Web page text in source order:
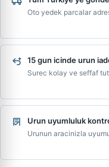
Oto yedek parcalar
15 gun icinde urun
Surec kolay ve seffaf
Urun uyumluluk
Urunun aracinizla